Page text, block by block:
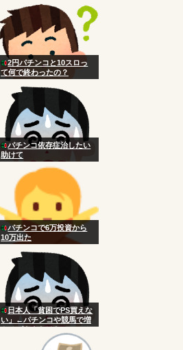
2円パチンコと10スロっ
て何で終わったの？
パチンコ依存症治したい
助けて
パチンコで6万投資から
10万出た
日本人「貧困でPS買えな
い」←パチンコや競馬で増
やせばええだけなのにアホ